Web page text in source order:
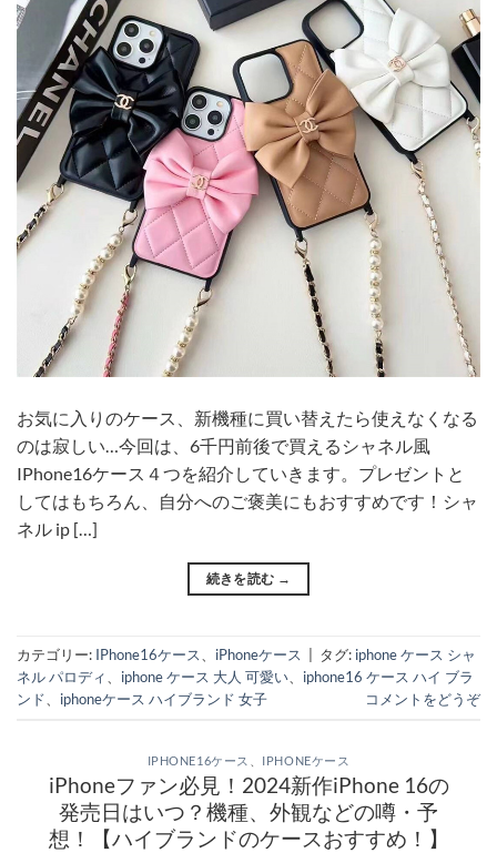
お気に入りのケース、新機種に買い替えたら使えなくなる
のは寂しい…今回は、6千円前後で買えるシャネル風
IPhone16ケース４つを紹介していきます。プレゼントと
してはもちろん、自分へのご褒美にもおすすめです！シャ
ネル ip […]
続きを読む →
カテゴリー: IPhone16ケース iPhoneケース タグ: iphone ケース シャ
ネル パロディ
iphone ケース 大人 可愛い
iphone16 ケース ハイ ブラ
ンド
iphoneケース ハイブランド 女子 コメントをどうぞ
IPHONE16ケース IPHONEケース
iPhoneファン必見！2024新作iPhone 16の
発売日はいつ？機種、外観などの噂・予
想！【ハイブランドのケースおすすめ！】